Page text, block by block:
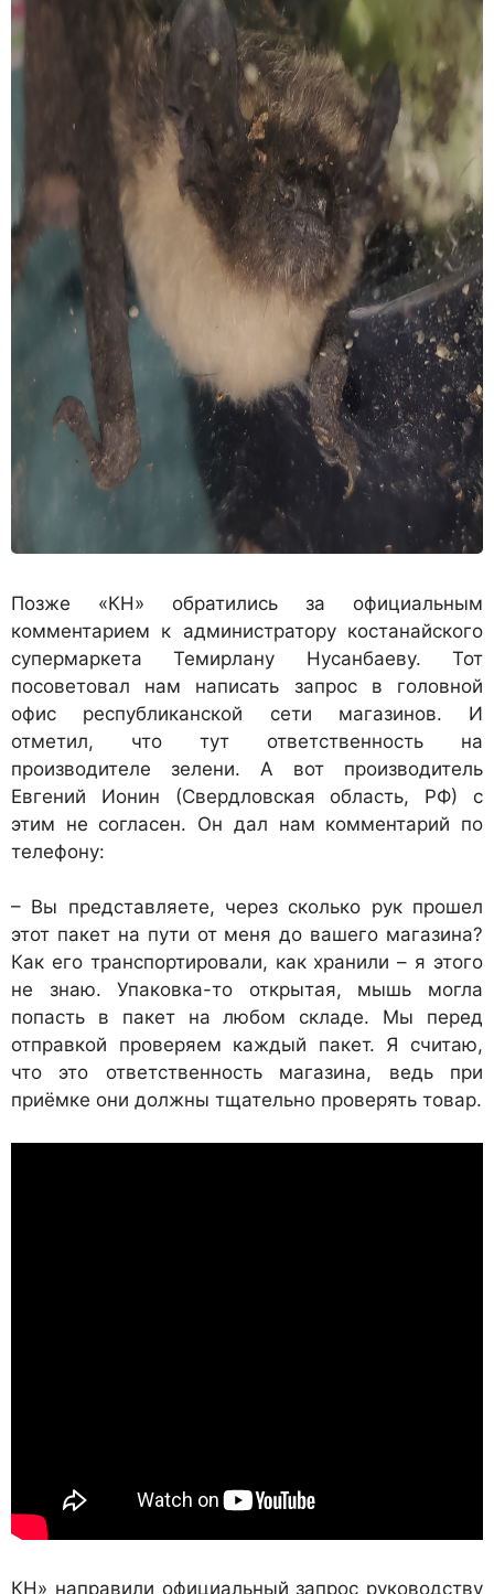
Позже «КН» обратились за официальным
комментарием к администратору костанайского
супермаркета Темирлану Нусанбаеву. Тот
посоветовал нам написать запрос в головной
офис республиканской сети магазинов. И
отметил, что тут ответственность на
производителе зелени. А вот производитель
Евгений Ионин (Свердловская область, РФ) с
этим не согласен. Он дал нам комментарий по
телефону:
– Вы представляете, через сколько рук прошел
этот пакет на пути от меня до вашего магазина?
Как его транспортировали, как хранили – я этого
не знаю. Упаковка-то открытая, мышь могла
попасть в пакет на любом складе. Мы перед
отправкой проверяем каждый пакет. Я считаю,
что это ответственность магазина, ведь при
приёмке они должны тщательно проверять товар.
КН» направили официальный запрос руководству